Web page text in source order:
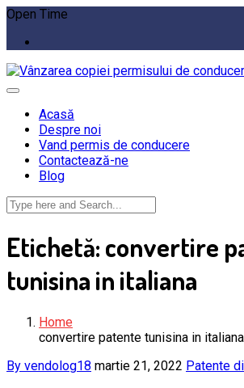
Open Time
Acasă
Despre noi
Vand permis de conducere
Contactează-ne
Blog
Etichetă:convertire
tunisina in italiana
Home
convertire patente tunisina in italiana
By vendolog18 martie 21, 2022 Patente